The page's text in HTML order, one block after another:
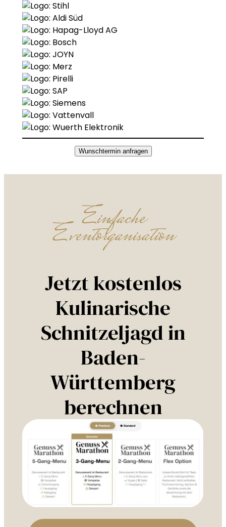
Wunschtermin anfragen
Einfache
Eventorganisation
Jetzt kostenlos
Kulinarische
Schnitzeljagd in
Baden-
Württemberg
berechnen